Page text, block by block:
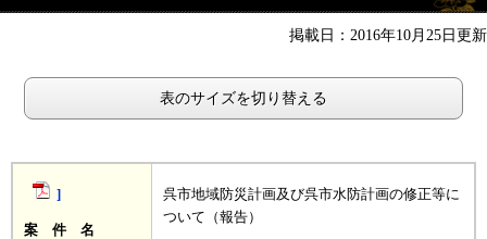
掲載日：2016年10月25日更新
表のサイズを切り替える
]
案 件 名
呉市地域防災計画及び呉市水防計画の修正等に
ついて（報告）